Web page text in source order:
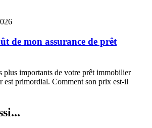
de mon assurance de prêt
plus importants de votre prêt immobilier
est primordial. Comment son prix est-il